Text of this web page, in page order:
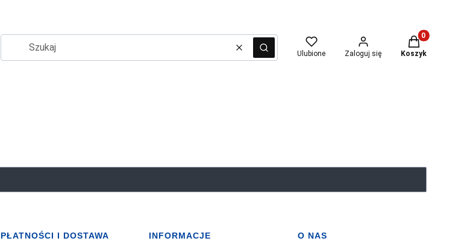
WyczyśćSzukaj Ulubione Zaloguj się
Produkty w
Koszyk
PŁATNOŚCI I DOSTAWA INFORMACJE O NAS